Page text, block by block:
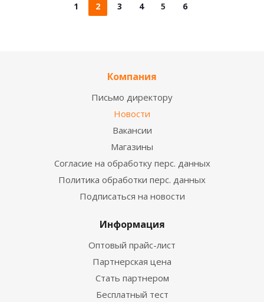
1 2 3 4 5 6
Компания
Письмо директору
Новости
Вакансии
Магазины
Согласие на обработку перс. данных
Политика обработки перс. данных
Подписаться на новости
Информация
Оптовый прайс-лист
Партнерская цена
Стать партнером
Бесплатный тест